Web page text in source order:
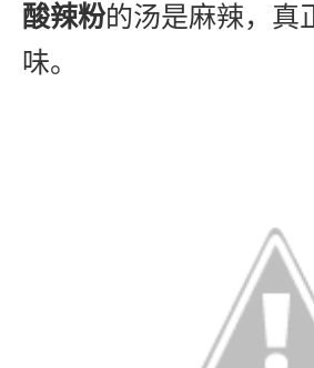
酸辣粉的汤是麻辣，真
味。